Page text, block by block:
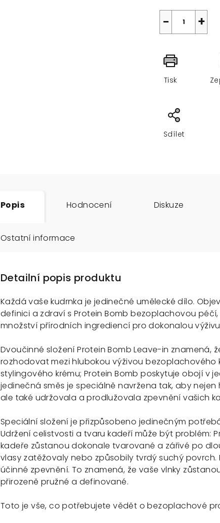
+
−
Tisk
Sdílet
Popis Hodnocení Diskuze
Ostatní informace
Detailní popis produktu
Každá vaše kudrnka je jedinečné umělecké dílo.
definici a zdraví s Protein Bomb bezoplachovou
množství přírodních ingrediencí pro dokonalou
Dvoučinné složení Protein Bomb Leave-in znamená,
rozhodovat mezi hlubokou výživou bezoplachového
stylingového krému; Protein Bomb poskytuje obojí v
jedinečná směs je speciálně navržena tak, aby
ale také udržovala a prodlužovala zpevnění vašich
Speciální složení je přizpůsobeno jedinečným
Udržení celistvosti a tvaru kadeří může být problém:
kadeře zůstanou dokonale tvarované a zářivé po
vlasy zatěžovaly nebo způsobily tvrdý suchý povrch.
účinné zpevnění. To znamená, že vaše vlnky
přirozeně pružné a definované.
Toto je vše, co potřebujete vědět o bezoplachové